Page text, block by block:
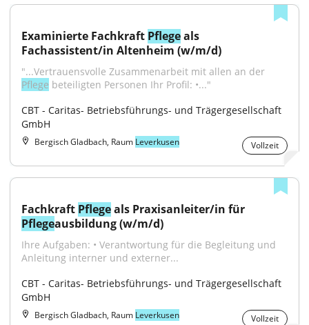
Examinierte Fachkraft Pflege als
Fachassistent/in Altenheim (w/m/d)
Pflege beteiligten Personen Ihr Profil: •..."
CBT - Caritas- Betriebsführungs- und Trägergesellschaft
GmbH
Bergisch Gladbach, Raum Leverkusen Vollzeit
Fachkraft Pflege
Pflegeausbildung (w/m/d)
Ihre Aufgaben: • Verantwortung für die Begleitung und
Anleitung interner und externer...
CBT - Caritas- Betriebsführungs- und Trägergesellschaft
GmbH
Bergisch Gladbach, Raum Leverkusen Vollzeit